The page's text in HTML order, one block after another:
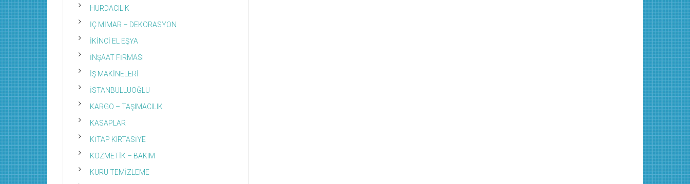
HURDACILIK
İÇ MİMAR – DEKORASYON
İKİNCİ EL EŞYA
İNŞAAT FİRMASI
İŞ MAKİNELERİ
İSTANBULLUOĞLU
KARGO – TAŞIMACILIK
KASAPLAR
KİTAP KIRTASİYE
KOZMETİK – BAKIM
KURU TEMİZLEME